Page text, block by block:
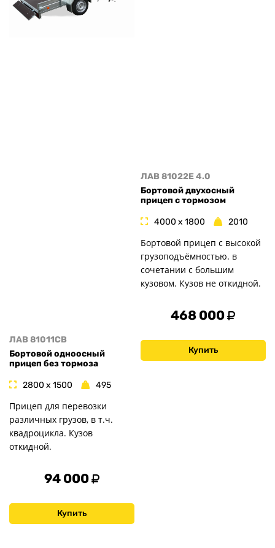
ЛАВ 81011CB
Бортовой одноосный
прицеп без тормоза
2800 x 1500 495
Прицеп для перевозки
различных грузов, в т.ч.
квадроцикла. Кузов
откидной.
94 000
Купить
ЛАВ 81022E 4.0
Бортовой двухосный
прицеп с тормозом
4000 x 1800 2010
Бортовой прицеп с высокой
грузоподъёмностью. в
сочетании с большим
кузовом. Кузов не откидной.
468 000
Купить